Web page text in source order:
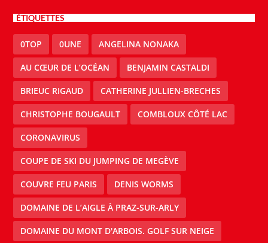
ÉTIQUETTES
0TOP 0UNE ANGELINA NONAKA
AU CŒUR DE L’OCÉAN BENJAMIN CASTALDI
BRIEUC RIGAUD CATHERINE JULLIEN-BRECHES
CHRISTOPHE BOUGAULT COMBLOUX CÔTÉ LAC
CORONAVIRUS
COUPE DE SKI DU JUMPING DE MEGÈVE
COUVRE FEU PARIS DENIS WORMS
DOMAINE DE L’AIGLE À PRAZ-SUR-ARLY
DOMAINE DU MONT D'ARBOIS. GOLF SUR NEIGE